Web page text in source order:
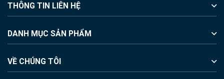
THÔNG TIN LIÊN HỆ
DANH MỤC SẢN PHẨM
VỀ CHÚNG TÔI